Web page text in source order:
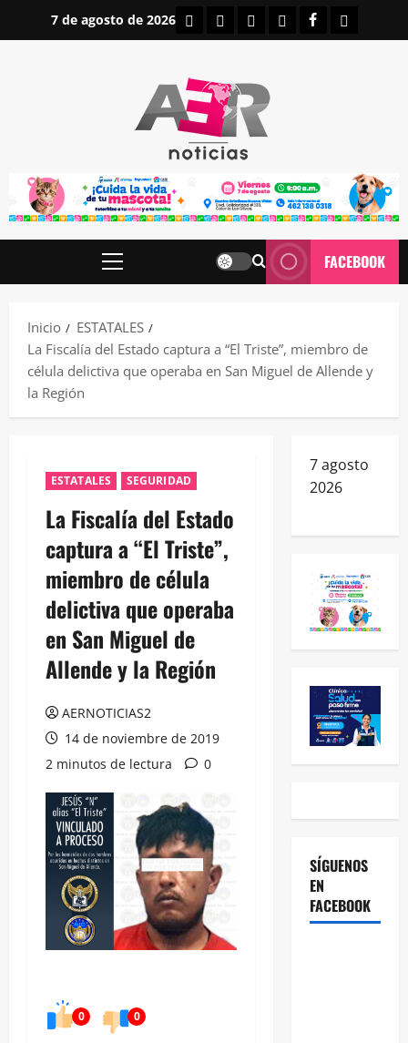
7 de agosto de 2026 INICIOIRAPUATO
ESTATALES
NACIONALES
FACEBOOK
Menú
FACEBOOK
Inicio
ESTATALES
La Fiscalía del Estado captura a “El Triste”, miembro de
célula delictiva que operaba en San Miguel de Allende y
la Región
ESTATALES SEGURIDAD
La Fiscalía del Estado
captura a “El Triste”,
miembro de célula
delictiva que operaba
en San Miguel de
Allende y la Región
AERNOTICIAS2
14 de noviembre de 2019
2 minutos de lectura
0
0 0
7 agosto
2026
SÍGUENOS
EN
FACEBOOK